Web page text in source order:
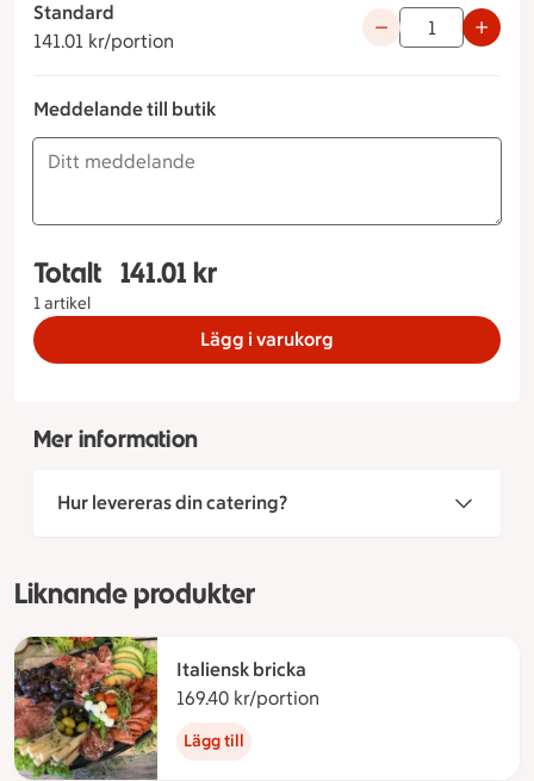
Standard
141.01 kr/portion
141.01 kronor per portion
Använd
Meddelande till butik
Totalt
1 artikel
Totalt 1 stycken Ostbricka Standard, 141.01
141.01 kr
Lägg i varukorg
Mer information
Hur levereras din catering?
Liknande produkter
Italiensk bricka
169.40 kr/portion
Lägg till